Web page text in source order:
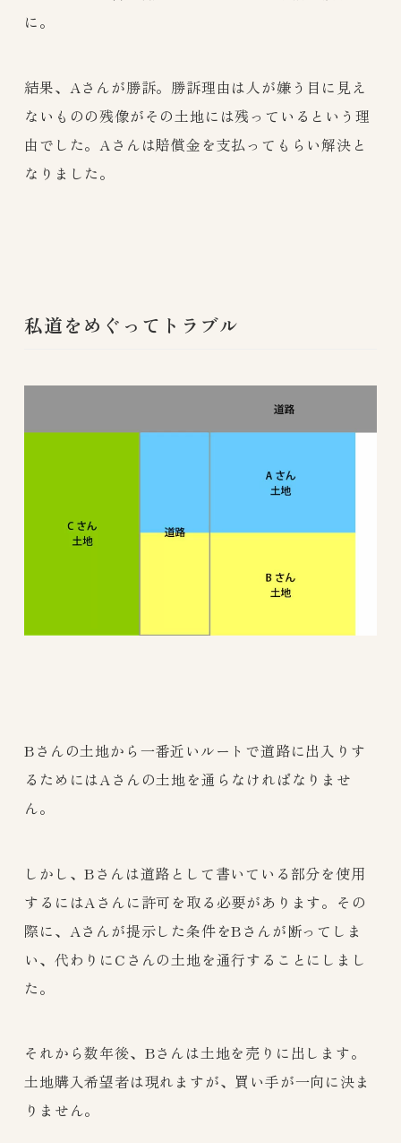
に。
結果、Aさんが勝訴。勝訴理由は人が嫌う目に見え
ないものの残像がその土地には残っているという理
由でした。Aさんは賠償金を支払ってもらい解決と
なりました。
私道をめぐってトラブル
Bさんの土地から一番近いルートで道路に出入りす
るためにはAさんの土地を通らなければなりませ
ん。
しかし、Bさんは道路として書いている部分を使用
するにはAさんに許可を取る必要があります。その
際に、Aさんが提示した条件をBさんが断ってしま
い、代わりにCさんの土地を通行することにしまし
た。
それから数年後、Bさんは土地を売りに出します。
土地購入希望者は現れますが、買い手が一向に決ま
りません。